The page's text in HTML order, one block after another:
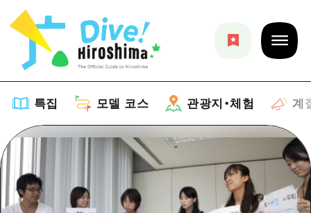
특집 모델 코스 관광지・체험 계
특집
모델 코스